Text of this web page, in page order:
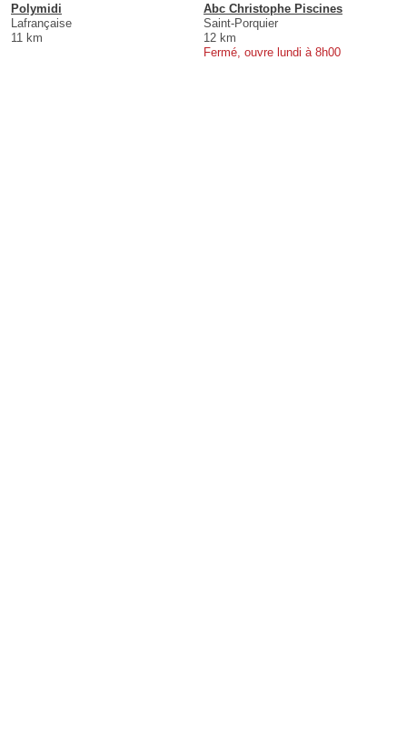
Polymidi
Lafrançaise
11 km
Abc Christophe Piscines
Saint-Porquier
12 km
Fermé, ouvre lundi à 8h00